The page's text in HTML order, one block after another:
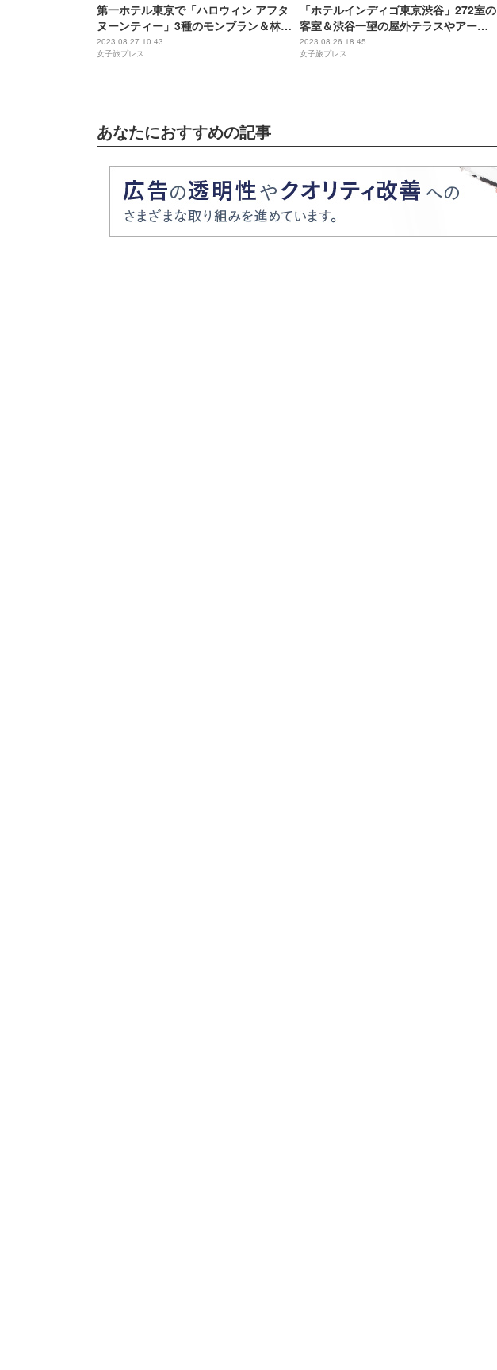
第一ホテル東京で「ハロウィン アフタ
ヌーンティー」3種のモンブラン＆林檎
そっくりムースなど見た目も楽しい秋
スイーツ
2023.08.27 10:43
女子旅プレス
「ホテルインディゴ東京渋谷」272室の
客室＆渋谷一望の屋外テラスやアート
ギャラリーのようなレストラン完備
2023.08.26 18:45
女子旅プレス
あなたにおすすめの記事